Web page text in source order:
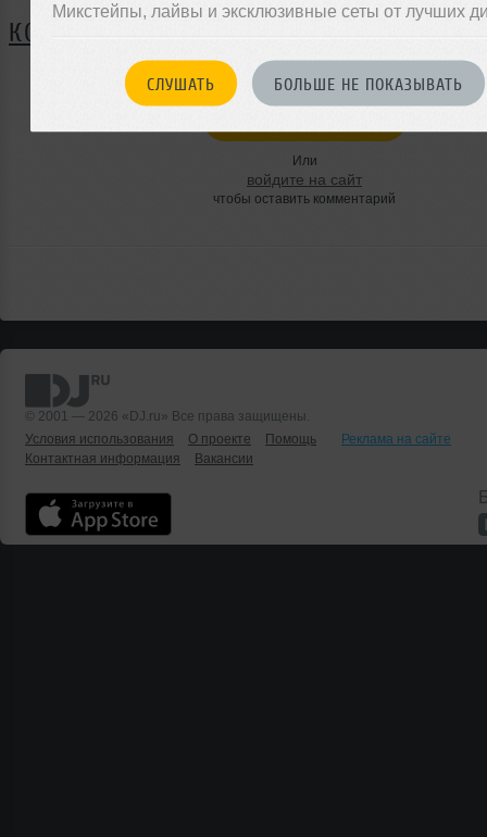
Микстейпы, лайвы и эксклюзивные сеты от лучших
СЛУШАТЬ БОЛЬШЕ НЕ ПОКАЗЫВАТЬ
КОММЕНТАРИИ
Или
войдите на сайт
чтобы оставить комментарий
© 2001 — 2026 «DJ.ru» Все права защищены.
Условия использования
О проекте Помощь
Реклама на сайте
Контактная информация
Вакансии